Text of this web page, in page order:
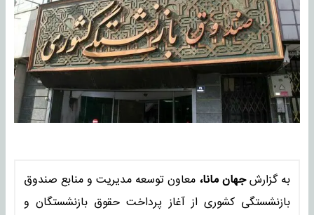
به گزارشجهان مانا، معاون توسعه مدیریت و منابع صندوق
بازنشستگی کشوری از آغاز پرداخت حقوق بازنشستگان و